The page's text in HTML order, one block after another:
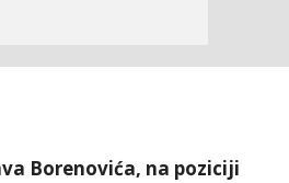
Borenovića, na poziciji